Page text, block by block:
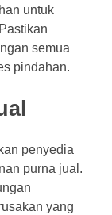
untuk
semua
pindahan.
penyedia
purna jual.
yang